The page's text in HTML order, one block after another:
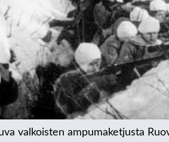
valkoisten ampumaketjusta